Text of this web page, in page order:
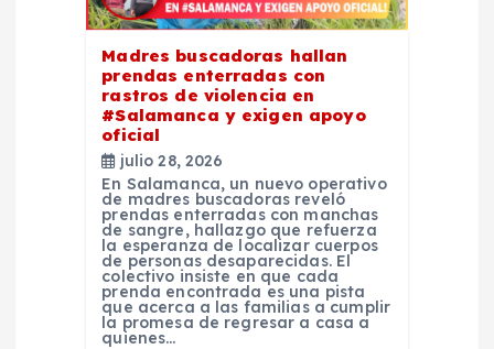
Madres buscadoras hallan
prendas enterradas con
rastros de violencia en
#Salamanca y exigen apoyo
oficial
julio 28, 2026
En Salamanca, un nuevo operativo
de madres buscadoras reveló
prendas enterradas con manchas
de sangre, hallazgo que refuerza
la esperanza de localizar cuerpos
de personas desaparecidas. El
colectivo insiste en que cada
prenda encontrada es una pista
que acerca a las familias a cumplir
la promesa de regresar a casa a
quienes…